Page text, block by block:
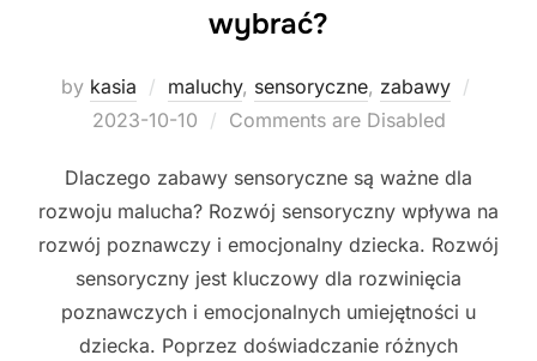
wybrać?
by kasia maluchy, sensoryczne, zabawy
2023-10-10 Comments are Disabled
Dlaczego zabawy sensoryczne są ważne dla
rozwoju malucha? Rozwój sensoryczny wpływa na
rozwój poznawczy i emocjonalny dziecka. Rozwój
sensoryczny jest kluczowy dla rozwinięcia
poznawczych i emocjonalnych umiejętności u
dziecka. Poprzez doświadczanie różnych